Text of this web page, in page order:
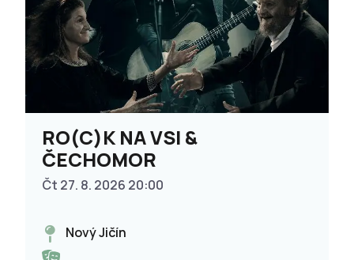
RO(C)K NA VSI &
ČECHOMOR
Čt 27. 8. 2026 20:00
Nový Jičín